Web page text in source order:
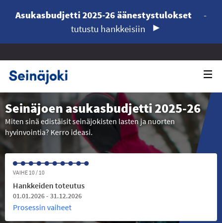
Asukasbudjetti 2025-26 äänestystulokset
-
tutustu hankkeisiin
Seinäjoen asukasbudjetti 2025-26
Miten sinä edistäisit seinäjokisten lasten ja nuorten
hyvinvointia? Kerro ideasi.
VAIHE 10 / 10
Hankkeiden toteutus
01.01.2026 - 31.12.2026
Prosessin vaiheet